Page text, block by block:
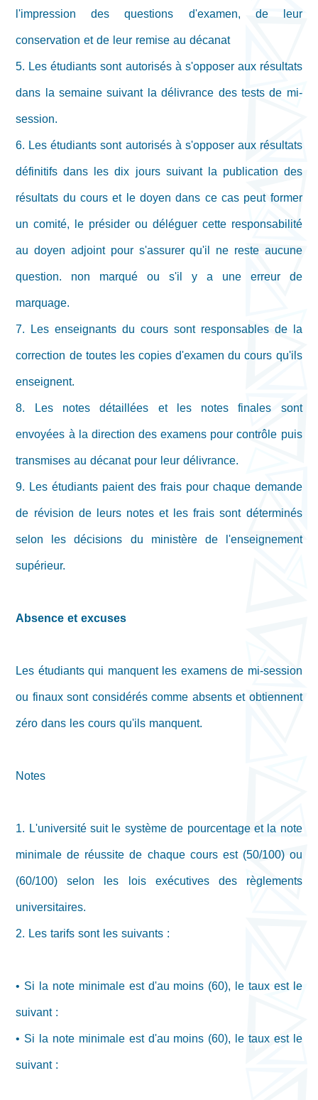
l'impression des questions d'examen, de leur
conservation et de leur remise au décanat
5. Les étudiants sont autorisés à s'opposer aux résultats
dans la semaine suivant la délivrance des tests de mi-
session.
6. Les étudiants sont autorisés à s'opposer aux résultats
définitifs dans les dix jours suivant la publication des
résultats du cours et le doyen dans ce cas peut former
un comité, le présider ou déléguer cette responsabilité
au doyen adjoint pour s'assurer qu'il ne reste aucune
question. non marqué ou s'il y a une erreur de
marquage.
7. Les enseignants du cours sont responsables de la
correction de toutes les copies d'examen du cours qu'ils
enseignent.
8. Les notes détaillées et les notes finales sont
envoyées à la direction des examens pour contrôle puis
transmises au décanat pour leur délivrance.
9. Les étudiants paient des frais pour chaque demande
de révision de leurs notes et les frais sont déterminés
selon les décisions du ministère de l'enseignement
supérieur.
Absence et excuses
Les étudiants qui manquent les examens de mi-session
ou finaux sont considérés comme absents et obtiennent
zéro dans les cours qu'ils manquent.
Notes
1. L'université suit le système de pourcentage et la note
minimale de réussite de chaque cours est (50/100) ou
(60/100) selon les lois exécutives des règlements
universitaires.
2. Les tarifs sont les suivants :
• Si la note minimale est d'au moins (60), le taux est le
suivant :
• Si la note minimale est d'au moins (60), le taux est le
suivant :